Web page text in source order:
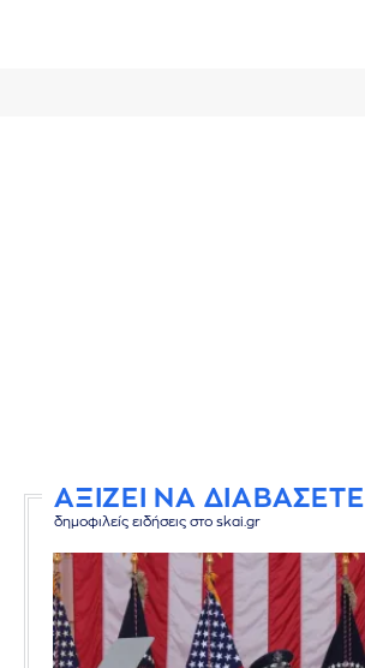
ΑΞΙΖΕΙ ΝΑ ΔΙΑΒΑΣΕΤΕ
δημοφιλείς ειδήσεις στο skai.gr